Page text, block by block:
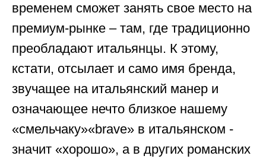
временем сможет занять свое место на
премиум-рынке – там, где традиционно
преобладают итальянцы. К этому,
кстати, отсылает и само имя бренда,
звучащее на итальянский манер и
означающее нечто близкое нашему
«смельчаку»«brave» в итальянском -
значит «хорошо», а в других романских